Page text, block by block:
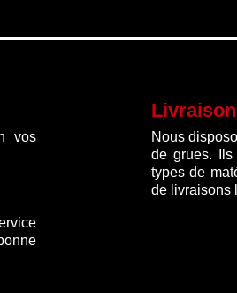
vos
Nous
de grues. Ils
types de
de livraisons